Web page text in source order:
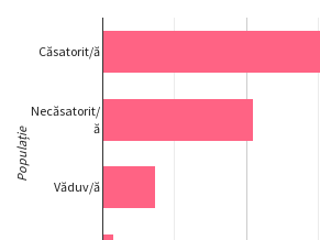
Căsatorit/ă
Necăsatorit/
ă
Văduv/ă
Populație